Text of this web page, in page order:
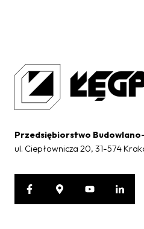
Przedsiębiorstwo
ul. Ciepłownicza 20, 31-574